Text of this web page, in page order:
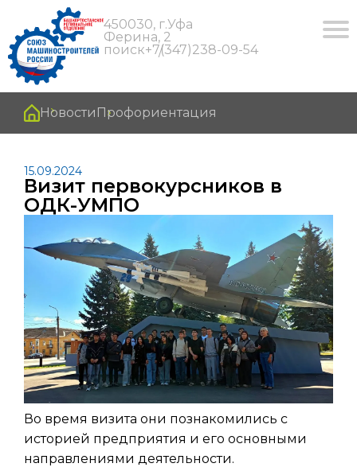
450030, г.Уфа
Ферина, 2
поиск+7(347)238-09-54
Новости Профориентация
15.09.2024
Визит первокурсников в
ОДК-УМПО
Во время визита они познакомились с
историей предприятия и его основными
направлениями деятельности.